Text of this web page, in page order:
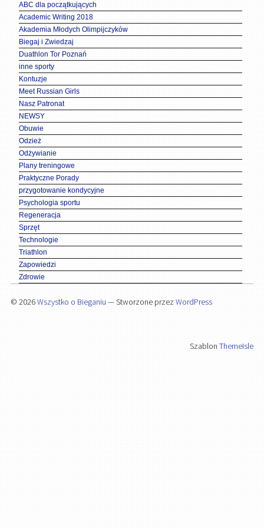
ABC dla początkujących
Academic Writing 2018
Akademia Młodych Olimpijczyków
Biegaj i Zwiedzaj
Duathlon Tor Poznań
inne sporty
Kontuzje
Meet Russian Girls
Nasz Patronat
NEWSY
Obuwie
Odzież
Odżywianie
Plany treningowe
Praktyczne Porady
przygotowanie kondycyjne
Psychologia sportu
Regeneracja
Sprzęt
Technologie
Triathlon
Zapowiedzi
Zdrowie
© 2026Wszystko o Bieganiu — Stworzone przezWordPress
SzablonThemeIsle